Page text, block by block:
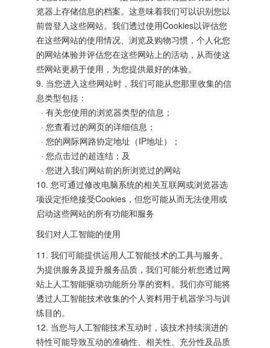
览器上存储信息的档案。这意味着我们可以识别您以
前曾登入这些网站。我们透过使用Cookies以评估您
在这些网站的使用情况、浏览及购物习惯，个人化您
的网站体验并评估您在这些网站上的活动，从而使这
些网站更易于使用，为您提供最好的体验。
9. 当您进入这些网站时，我们可能从您那里收集的信
息类型包括：
· 有关您使用的浏览器类型的信息；
· 您查看过的网页的详细信息；
· 您的网际网路协定地址（IP地址）；
· 您点击过的超连结；及
· 您进入我们网站前的所浏览过的网站
10. 您可通过修改电脑系统的相关互联网或浏览器选
项设定拒绝接受Cookies，但您可能从而无法使用或
启动这些网站的所有功能和服务
我们对人工智能的使用
11. 我们可能提供运用人工智能技术的工具与服务。
为提供服务及提升服务品质，我们可能分析您透过网
站上人工智能驱动功能所分享的资料。我们亦可能将
透过人工智能技术收集的个人资料用于机器学习与训
练目的。
12. 当您与人工智能技术互动时，该技术持续演进的
特性可能导致互动的准确性、相关性、充分性及品质